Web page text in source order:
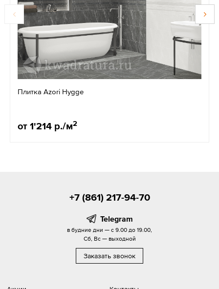
Плитка Azori Hygge
от 1'214 р./м2
+7 (861) 217-94-70
Telegram
в будние дни — с 9.00 до 19.00,
Сб, Вс — выходной
Заказать звонок